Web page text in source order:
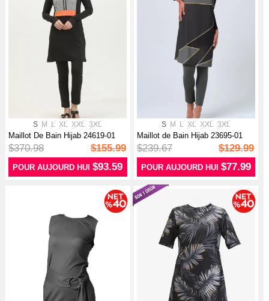
S M L XL XXL 3XL
Maillot De Bain Hijab 24619-01
Noir
$370.98 $155.99
POUR AUJOURD HUI$93.59
S M L XL XXL 3XL
Maillot de Bain Hijab 23695-01
Khaki
$239.67 $129.99
POUR AUJOURD HUI $77.99